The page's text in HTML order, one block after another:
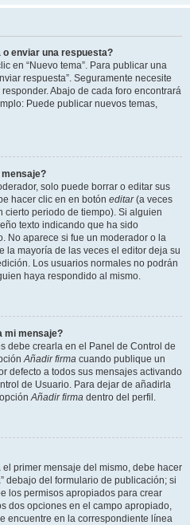
enviar una respuesta?
en “Nuevo tema”. Para publicar una
respuesta”. Seguramente necesite
Abajo de cada foro encontrará
Puede publicar nuevos temas,
solo puede borrar o editar sus
hacer clic en en botón editar(a veces
cierto periodo de tiempo). Si alguien
texto indicando que ha sido
No aparece si fue un moderador o la
la mayoría de las veces el editor deja su
Los usuarios normales no podrán
haya respondido al mismo.
mi mensaje?
debe crearla en el Panel de Control de
Añadir firma cuando publique un
defecto a todos sus mensajes activando
de Usuario. Para dejar de añadirla
Añadir firma dentro del perfil.
primer mensaje del mismo, debe hacer
debajo del formulario de publicación; si
los permisos apropiados para crear
dos opciones en el campo apropiado,
encuentre en la correspondiente línea